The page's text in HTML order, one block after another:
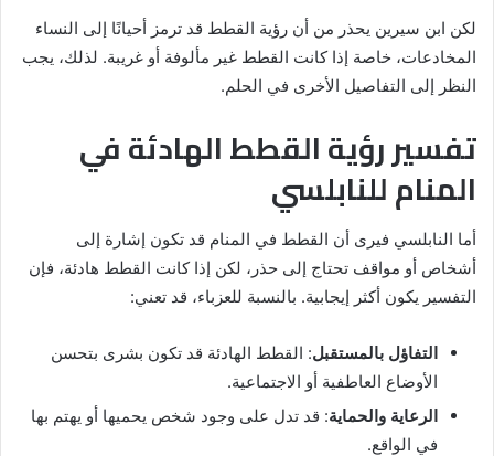
لكن ابن سيرين يحذر من أن رؤية القطط قد ترمز أحيانًا إلى النساء
المخادعات، خاصة إذا كانت القطط غير مألوفة أو غريبة. لذلك، يجب
النظر إلى التفاصيل الأخرى في الحلم.
تفسير رؤية القطط الهادئة في
المنام للنابلسي
أما النابلسي فيرى أن القطط في المنام قد تكون إشارة إلى
أشخاص أو مواقف تحتاج إلى حذر، لكن إذا كانت القطط هادئة، فإن
التفسير يكون أكثر إيجابية. بالنسبة للعزباء، قد تعني:
التفاؤل بالمستقبل: القطط الهادئة قد تكون بشرى بتحسن
الأوضاع العاطفية أو الاجتماعية.
الرعاية والحماية: قد تدل على وجود شخص يحميها أو يهتم بها
في الواقع.